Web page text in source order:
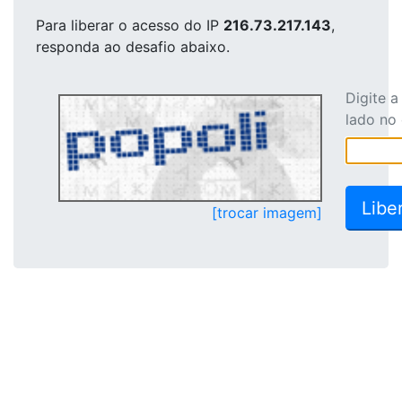
Para liberar o acesso do IP 216.73.217.143,
responda ao desafio abaixo.
[trocar imagem]
Digite
lado no